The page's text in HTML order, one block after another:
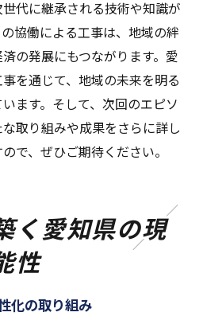
代に継承される技術や知識が
協働による工事は、地域の絆
の発展にもつながります。愛
を通じて、地域の未来を明る
ます。そして、次回のエピソ
取り組みや成果をさらに詳し
で、ぜひご期待ください。
く愛知県の現
性
化の取り組み